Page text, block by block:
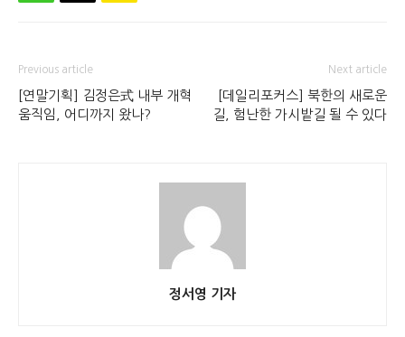
Previous article
[연말기획] 김정은式 내부 개혁
움직임, 어디까지 왔나?
Next article
[데일리포커스] 북한의 새로운
길, 험난한 가시밭길 될 수 있다
정서영 기자